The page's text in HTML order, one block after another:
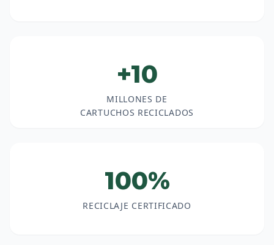
+10
MILLONES DE
CARTUCHOS RECICLADOS
100%
RECICLAJE CERTIFICADO